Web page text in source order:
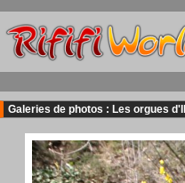
Galeries de photos : Les orgues